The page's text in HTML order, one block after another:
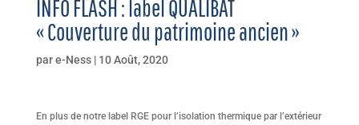
INFO FLASH : label QUALIBAT
« Couverture du patrimoine ancien »
pare-Ness| 10 Août, 2020
En plus de notre label RGE pour l’isolation thermique par l’extérieur